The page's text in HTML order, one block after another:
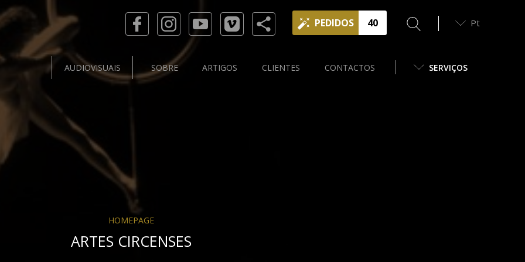
PEDIDOS 40 Pt
AUDIOVISUAIS SOBRE ARTIGOS CLIENTES CONTACTOS SERVIÇOS
HOMEPAGE
ARTES CIRCENSES